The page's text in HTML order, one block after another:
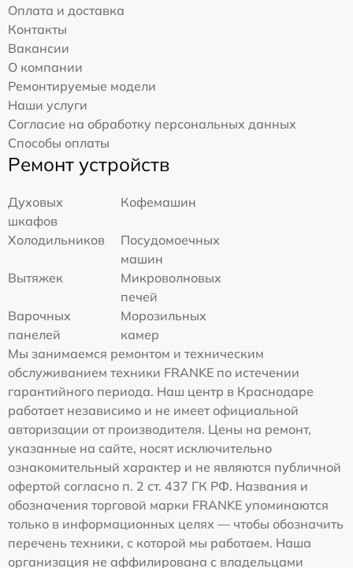
Оплата и доставка
Контакты
Вакансии
О компании
Ремонтируемые модели
Наши услуги
Согласие на обработку персональных данных
Способы оплаты
Ремонт устройств
Духовых
шкафов
Кофемашин
Холодильников
Посудомоечных
машин
Вытяжек
Микроволновых
печей
Варочных
панелей
Морозильных
камер
Мы занимаемся ремонтом и техническим
обслуживанием техники FRANKE по истечении
гарантийного периода. Наш центр в Краснодаре
работает независимо и не имеет официальной
авторизации от производителя. Цены на ремонт,
указанные на сайте, носят исключительно
ознакомительный характер и не являются публичной
офертой согласно п. 2 ст. 437 ГК РФ. Названия и
обозначения торговой марки FRANKE упоминаются
только в информационных целях — чтобы обозначить
перечень техники, с которой мы работаем. Наша
организация не аффилирована с владельцами